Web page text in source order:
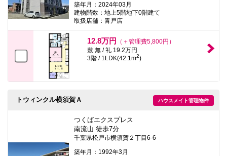
築年月：2024年03月
建物階数：地上5階地下0階建て
取扱店舗：青戸店
12.8万円
（＋管理費5,800円）
敷 無 / 礼 19.2万円
3階 / 1LDK(42.1m2)
ハウスメイト管理物件
トウィンクル横須賀Ａ
つくばエクスプレス
南流山 徒歩7分
千葉県松戸市横須賀２丁目6-6
築年月：1992年3月